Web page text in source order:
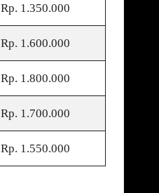
Rp. 1.350.000
Rp. 1.600.000
Rp. 1.800.000
Rp. 1.700.000
Rp. 1.550.000